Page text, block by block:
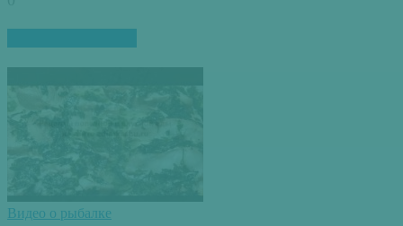
Видео о рыбалке